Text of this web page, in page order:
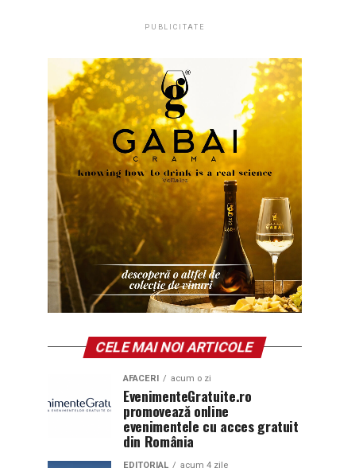
PUBLICITATE
CELE MAI NOI ARTICOLE
AFACERI acum o zi
EvenimenteGratuite.ro
promovează online
evenimentele cu acces gratuit
din România
EDITORIAL acum 4 zile